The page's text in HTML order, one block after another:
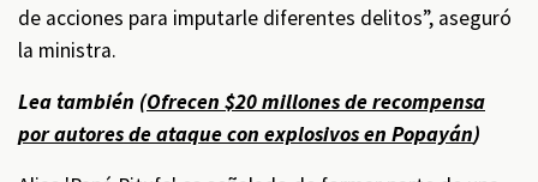
de acciones para imputarle diferentes delitos”, aseguró
la ministra.
Lea también (Ofrecen $20 millones de recompensa
por autores de ataque con explosivos en Popayán)